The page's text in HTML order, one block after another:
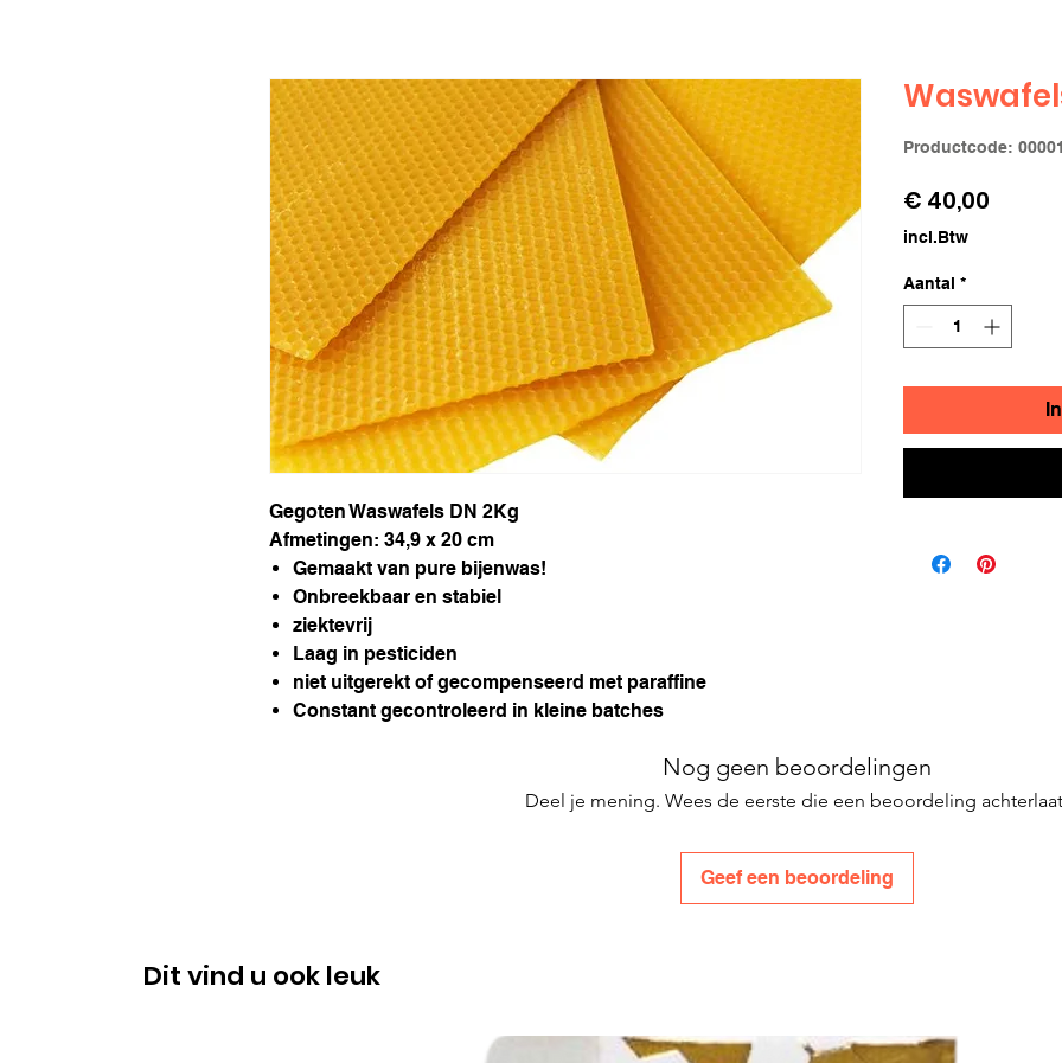
Gegoten Waswafels DN 2Kg
Afmetingen: 34,9 x 20 cm
Gemaakt van pure bijenwas!
Onbreekbaar en stabiel
ziektevrij
Laag in pesticiden
niet uitgerekt of gecompenseerd met paraffine
Constant gecontroleerd in kleine batches
Productcode:
€ 40,00
incl.Btw
Aantal *
Nog geen beoordelingen
Deel je mening. Wees de eerste die een beoordeling
Geef een beoordeling
Dit vind u ook leuk